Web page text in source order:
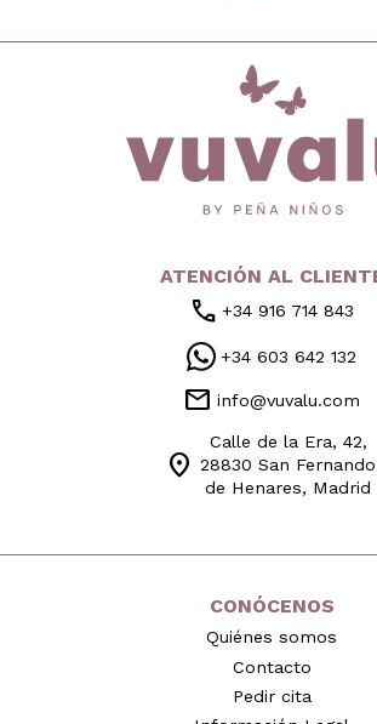
ATENCIÓN AL
call +34 916 714 843
+34 603 642 132
mail info@vuvalu.com
location_on
Calle de la Era, 42,
28830 San Fernando
de Henares, Madrid
CONÓCENOS
Quiénes somos
Contacto
Pedir cita